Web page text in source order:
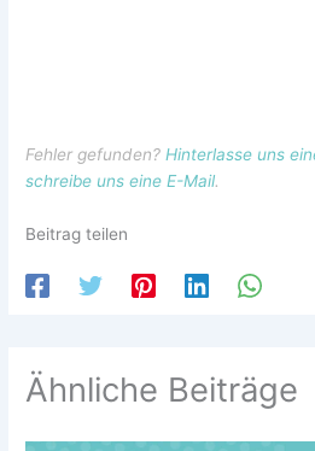
Fehler gefunden?Hinterlasse uns
schreibe uns eine E-Mail.
Beitrag teilen
Ähnliche Beiträge